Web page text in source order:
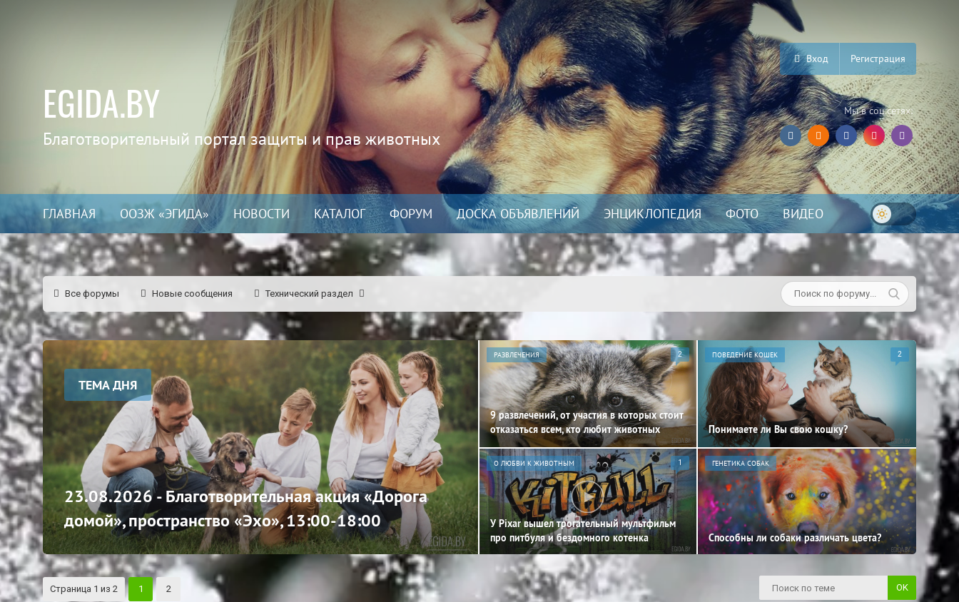
EGIDA.BY
Благотворительный портал защиты и прав животных
Вход Регистрация
Мы в соц.сетях:
ГЛАВНАЯ ООЗЖ «ЭГИДА» НОВОСТИ КАТАЛОГ ФОРУМ ДОСКА ОБЪЯВЛЕНИЙ ЭНЦИКЛОПЕДИЯ ФОТО ВИДЕО
Все форумы Новые сообщения Технический раздел
ТЕМА ДНЯ
23.08.2026 - Благотворительная акция «Дорога
домой», пространство «Эхо», 13:00-18:00
РАЗВЛЕЧЕНИЯ 2
9 развлечений, от участия в которых стоит
отказаться всем, кто любит животных
ПОВЕДЕНИЕ КОШЕК 2
Понимаете ли Вы свою кошку?
О ЛЮБВИ К ЖИВОТНЫМ 1
У Pixar вышел трогательный мультфильм
про питбуля и бездомного котенка
ГЕНЕТИКА СОБАК
Способны ли собаки различать цвета?
Страница 1 из 2 1 2